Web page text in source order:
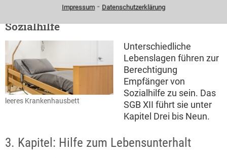
Welche Kapitel des SGB XII betreffen die
Sozialhilfe
leeres Krankenhausbett
Unterschiedliche
Lebenslagen führen zur
Berechtigung
Empfänger von
Sozialhilfe zu sein. Das
SGB XII führt sie unter
Kapitel Drei bis Neun.
3. Kapitel: Hilfe zum Lebensunterhalt
Impressum⁃ Datenschutzerklärung